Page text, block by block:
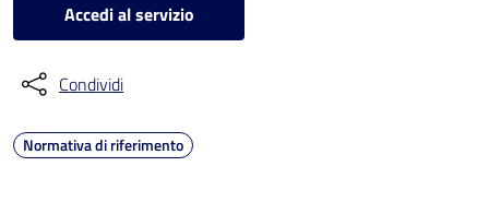
Accedi al servizio
Condividi
Normativa di riferimento